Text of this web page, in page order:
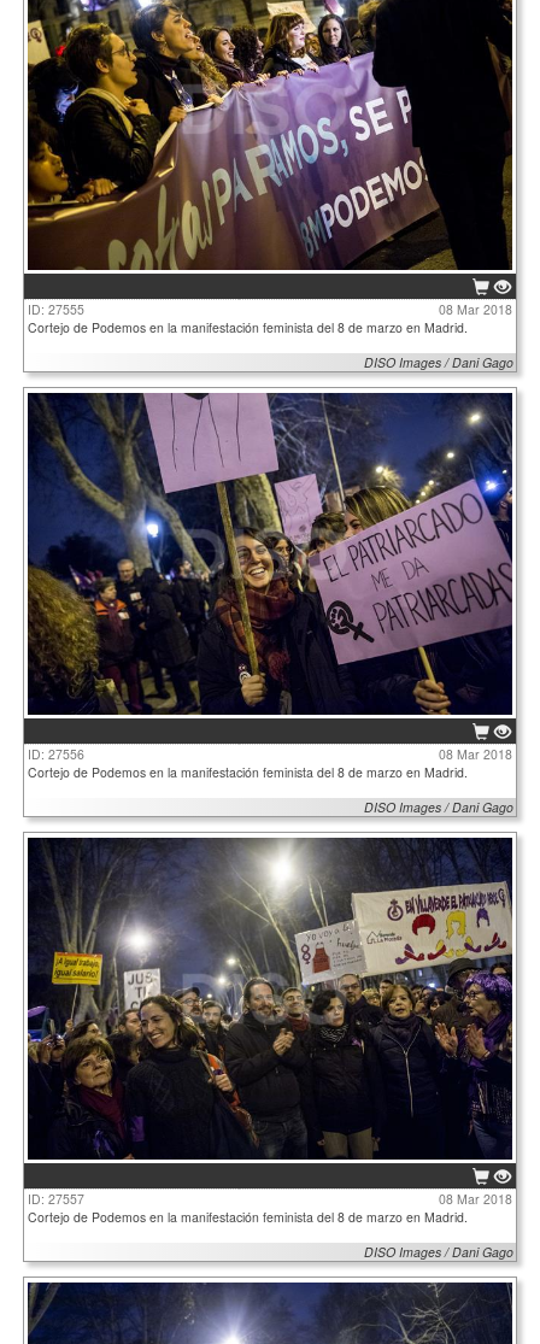
ID: 27555
08 Mar 2018
Cortejo de Podemos en la manifestación feminista del 8 de marzo en Madrid.
DISO Images / Dani Gago
ID: 27556
08 Mar 2018
Cortejo de Podemos en la manifestación feminista del 8 de marzo en Madrid.
DISO Images / Dani Gago
ID: 27557
08 Mar 2018
Cortejo de Podemos en la manifestación feminista del 8 de marzo en Madrid.
DISO Images / Dani Gago